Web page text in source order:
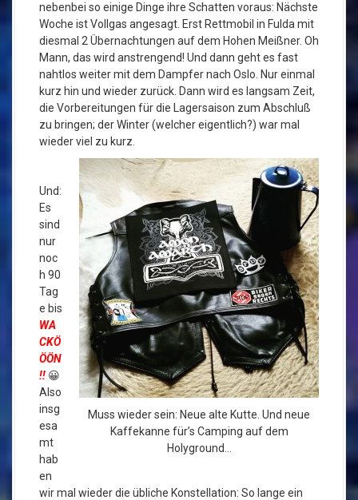
nebenbei so einige Dinge ihre Schatten voraus: Nächste
Woche ist Vollgas angesagt. Erst Rettmobil in Fulda mit
diesmal 2 Übernachtungen auf dem Hohen Meißner. Oh
Mann, das wird anstrengend! Und dann geht es fast
nahtlos weiter mit dem Dampfer nach Oslo. Nur einmal
kurz hin und wieder zurück. Dann wird es langsam Zeit,
die Vorbereitungen für die Lagersaison zum Abschluß
zu bringen; der Winter (welcher eigentlich?) war mal
wieder viel zu kurz.
Muss wieder sein: Neue alte Kutte. Und neue
Kaffekanne für’s Camping auf dem
Holyground…
Und:
Es
sind
nur
noc
h 90
Tag
e bis
WA
CKÖ
ÖÖN
!! 😀
Also
insg
esa
mt
hab
en
wir mal wieder die übliche Konstellation: So lange ein